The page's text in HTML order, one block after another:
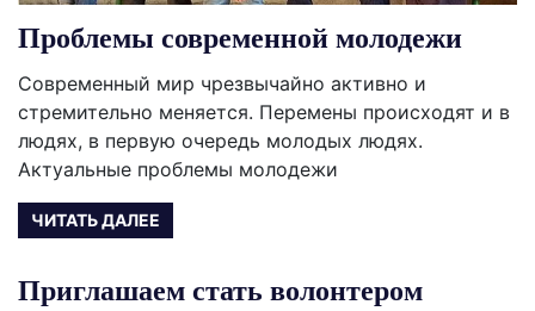
Проблемы современной молодежи
Современный мир чрезвычайно активно и
стремительно меняется. Перемены происходят и в
людях, в первую очередь молодых людях.
Актуальные проблемы молодежи
ЧИТАТЬ ДАЛЕЕ
Приглашаем стать волонтером